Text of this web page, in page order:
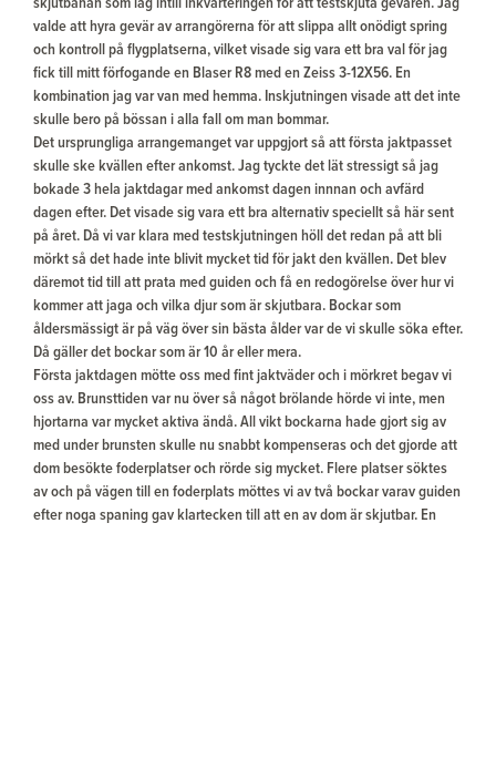
skjutbanan som låg intill inkvarteringen för att testskjuta gevären. Jag
valde att hyra gevär av arrangörerna för att slippa allt onödigt spring
och kontroll på flygplatserna, vilket visade sig vara ett bra val för jag
fick till mitt förfogande en Blaser R8 med en Zeiss 3-12X56. En
kombination jag var van med hemma. Inskjutningen visade att det inte
skulle bero på bössan i alla fall om man bommar.
Det ursprungliga arrangemanget var uppgjort så att första jaktpasset
skulle ske kvällen efter ankomst. Jag tyckte det lät stressigt så jag
bokade 3 hela jaktdagar med ankomst dagen innnan och avfärd
dagen efter. Det visade sig vara ett bra alternativ speciellt så här sent
på året. Då vi var klara med testskjutningen höll det redan på att bli
mörkt så det hade inte blivit mycket tid för jakt den kvällen. Det blev
däremot tid till att prata med guiden och få en redogörelse över hur vi
kommer att jaga och vilka djur som är skjutbara. Bockar som
åldersmässigt är på väg över sin bästa ålder var de vi skulle söka efter.
Då gäller det bockar som är 10 år eller mera.
Första jaktdagen mötte oss med fint jaktväder och i mörkret begav vi
oss av. Brunsttiden var nu över så något brölande hörde vi inte, men
hjortarna var mycket aktiva ändå. All vikt bockarna hade gjort sig av
med under brunsten skulle nu snabbt kompenseras och det gjorde att
dom besökte foderplatser och rörde sig mycket. Flere platser söktes
av och på vägen till en foderplats möttes vi av två bockar varav guiden
efter noga spaning gav klartecken till att en av dom är skjutbar. En